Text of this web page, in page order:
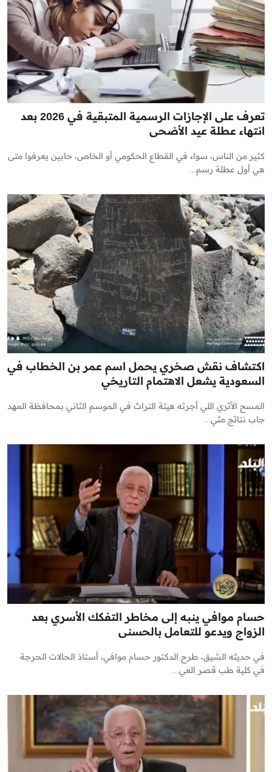
تعرف على الإجازات الرسمية المتبقية في 2026 بعد
انتهاء عطلة عيد الأضحى
كثير من الناس، سواء في القطاع الحكومي أو الخاص، حابين يعرفوا متى
هي أول عطلة رسم...
اكتشاف نقش صخري يحمل اسم عمر بن الخطاب في
السعودية يشعل الاهتمام التاريخي
المسح الأثري اللي أجرته هيئة التراث في الموسم الثاني بمحافظة المهد
جاب نتائج مثي...
حسام موافي ينبه إلى مخاطر التفكك الأسري بعد
الزواج ويدعو للتعامل بالحسنى
في حديثه الشيق، طرح الدكتور حسام موافي، أستاذ الحالات الحرجة
في كلية طب قصر العي...